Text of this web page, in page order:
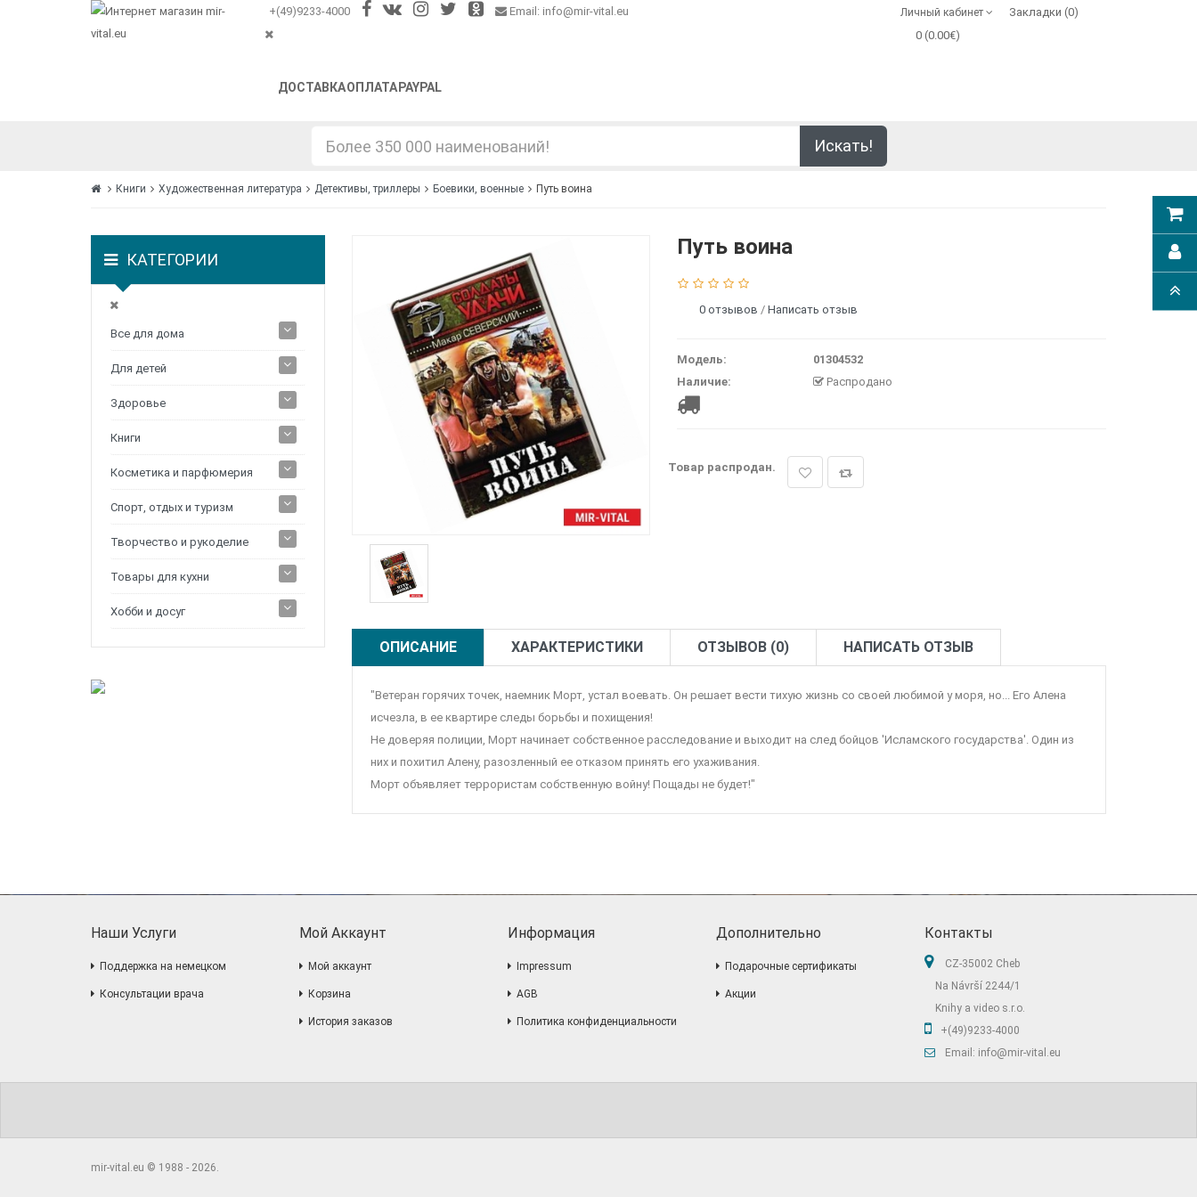
+(49)9233-4000 Email: info@mir-vital.eu Личный кабинет Закладки (0)
ДОСТАВКАОПЛАТА PAYPAL
0 (0.00€)
Искать!
Книги Художественная литература Детективы, триллеры Боевики, военные Путь воина
КАТЕГОРИИ
Все для дома
Для детей
Здоровье
Книги
Косметика и парфюмерия
Спорт, отдых и туризм
Творчество и рукоделие
Товары для кухни
Хобби и досуг
Путь воина
0 отзывов /Написать отзыв
Модель:
01304532
Наличие:
Распродано
Товар распродан.
ОПИСАНИЕ ХАРАКТЕРИСТИКИ ОТЗЫВОВ (0) НАПИСАТЬ ОТЗЫВ
"Ветеран горячих точек, наемник Морт, устал воевать. Он решает вести тихую жизнь со своей любимой у моря, но... Его Алена
исчезла, в ее квартире следы борьбы и похищения!
Не доверяя полиции, Морт начинает собственное расследование и выходит на след бойцов 'Исламского государства'. Один из
них и похитил Алену, разозленный ее отказом принять его ухаживания.
Морт объявляет террористам собственную войну! Пощады не будет!"
Наши Услуги
Поддержка на немецком
Консультации врача
Мой Аккаунт
Мой аккаунт
Корзина
История заказов
Информация
Impressum
AGB
Политика конфиденциальности
Дополнительно
Подарочные сертификаты
Акции
Контакты
CZ-35002 Cheb
Na Návrší 2244/1
Knihy a video s.r.o.
+(49)9233-4000
Email: info@mir-vital.eu
mir-vital.eu © 1988 - 2026.